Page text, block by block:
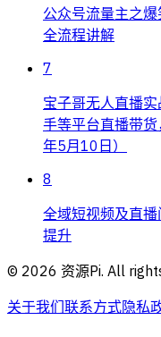
公众号流量主之
全流程讲解
7
宝子哥无人直播
手等平台直播带
年5月10日）
8
全域短视频及直播
提升
© 2026 资源Pi. All
关于我们联系方式隐私